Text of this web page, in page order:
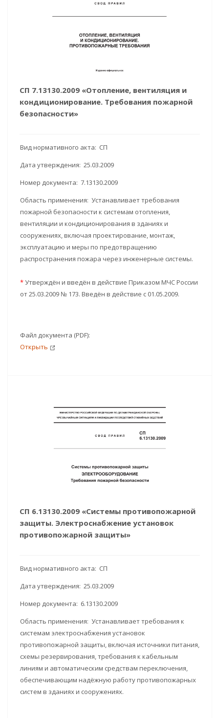
СП 7.13130.2009 «Отопление, вентиляция и
кондиционирование. Требования пожарной
безопасности»
Вид нормативного акта: СП
Дата утверждения: 25.03.2009
Номер документа: 7.13130.2009
Область применения: Устанавливает требования
пожарной безопасности к системам отопления,
вентиляции и кондиционирования в зданиях и
сооружениях, включая проектирование, монтаж,
эксплуатацию и меры по предотвращению
распространения пожара через инженерные системы.
*Утверждён и введён в действие Приказом МЧС России
от 25.03.2009 № 173. Введён в действие с 01.05.2009.
Файл документа (PDF):
Открыть
СП 6.13130.2009 «Системы противопожарной
защиты. Электроснабжение установок
противопожарной защиты»
Вид нормативного акта: СП
Дата утверждения: 25.03.2009
Номер документа: 6.13130.2009
Область применения: Устанавливает требования к
системам электроснабжения установок
противопожарной защиты, включая источники питания,
схемы резервирования, требования к кабельным
линиям и автоматическим средствам переключения,
обеспечивающим надёжную работу противопожарных
систем в зданиях и сооружениях.